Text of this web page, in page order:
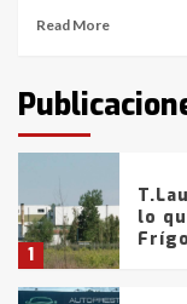
Read More
1
lo